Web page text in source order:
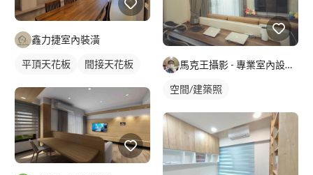
鑫力捷室內裝潢
平頂天花板 間接天花板 馬克王攝影 - 專業室內設計攝影
空間/建築照